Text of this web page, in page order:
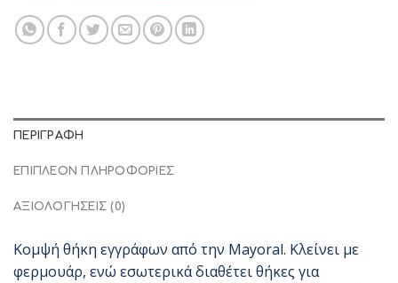
ΠΕΡΙΓΡΑΦΉ
ΕΠΙΠΛΈΟΝ ΠΛΗΡΟΦΟΡΊΕΣ
ΑΞΙΟΛΟΓΉΣΕΙΣ (0)
Κομψή θήκη εγγράφων από την Mayoral. Κλείνει με
φερμουάρ, ενώ εσωτερικά διαθέτει θήκες για